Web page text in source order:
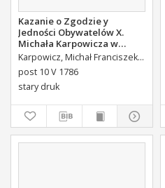
Kazanie o Zgodzie y
Jedności Obywatelów X.
Michała Karpowicza w
Uroczystosc Imienin [...]
Stanisława Augusta Krola
Miane [...].
Karpowicz, Michał Franciszek (1744-1803)
post 10 V 1786
stary druk